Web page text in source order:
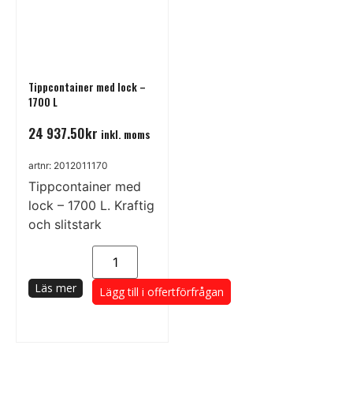
Tippcontainer med lock –
1700 L
24 937.50kr inkl. moms
artnr: 2012011170
Tippcontainer med
lock – 1700 L. Kraftig
och slitstark
Läs mer Lägg till i offertförfrågan